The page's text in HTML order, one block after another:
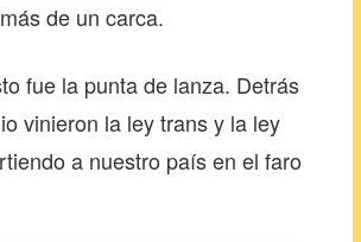
de un carca.
fue la punta de lanza. Detrás
vinieron la ley trans y la ley
a nuestro país en el faro